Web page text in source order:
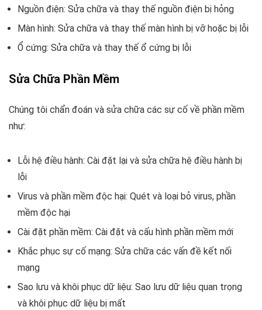
Nguồn điện: Sửa chữa và thay thế nguồn điện bị hỏng
Màn hình: Sửa chữa và thay thế màn hình bị vỡ hoặc bị lỗi
Ổ cứng: Sửa chữa và thay thế ổ cứng bị lỗi
Sửa Chữa Phần Mềm
Chúng tôi chẩn đoán và sửa chữa các sự cố về phần mềm
như:
Lỗi hệ điều hành: Cài đặt lại và sửa chữa hệ điều hành bị
lỗi
Virus và phần mềm độc hại: Quét và loại bỏ virus, phần
mềm độc hại
Cài đặt phần mềm: Cài đặt và cấu hình phần mềm mới
Khắc phục sự cố mạng: Sửa chữa các vấn đề kết nối
mạng
Sao lưu và khôi phục dữ liệu: Sao lưu dữ liệu quan trọng
và khôi phục dữ liệu bị mất